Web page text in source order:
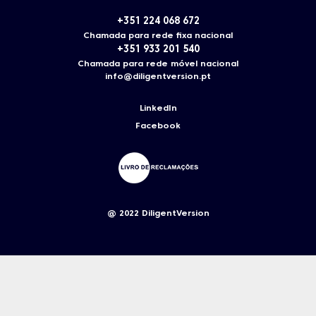
+351 224 068 672
Chamada para rede fixa nacional
+351 933 201 540
Chamada para rede móvel nacional
info@diligentversion.pt
LinkedIn
Facebook
@ 2022 DiligentVersion